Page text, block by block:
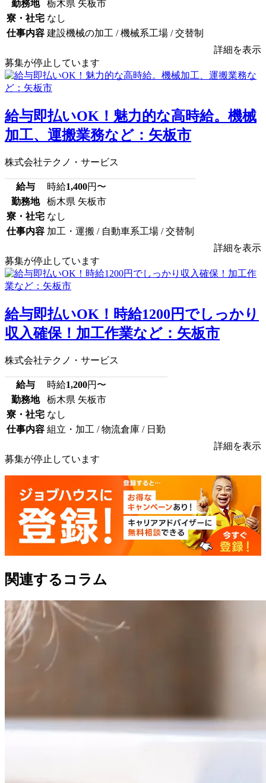
勤務地
栃木県 矢板市
寮・社宅 なし
仕事内容 建設機械の加工 / 機械系工場 / 交替制
詳細を表示
募集が停止しています
給与即払いOK！魅力的な高時給。機械
加工、運搬業務など：矢板市
株式会社テクノ・サービス
給与 時給1,400円〜
勤務地
栃木県 矢板市
寮・社宅 なし
仕事内容 加工・運搬 / 自動車系工場 / 交替制
詳細を表示
募集が停止しています
給与即払いOK！時給1200円でしっかり
収入確保！加工作業など：矢板市
株式会社テクノ・サービス
給与 時給1,200円〜
勤務地
栃木県 矢板市
寮・社宅 なし
仕事内容 組立・加工 / 物流倉庫 / 日勤
詳細を表示
募集が停止しています
関連するコラム